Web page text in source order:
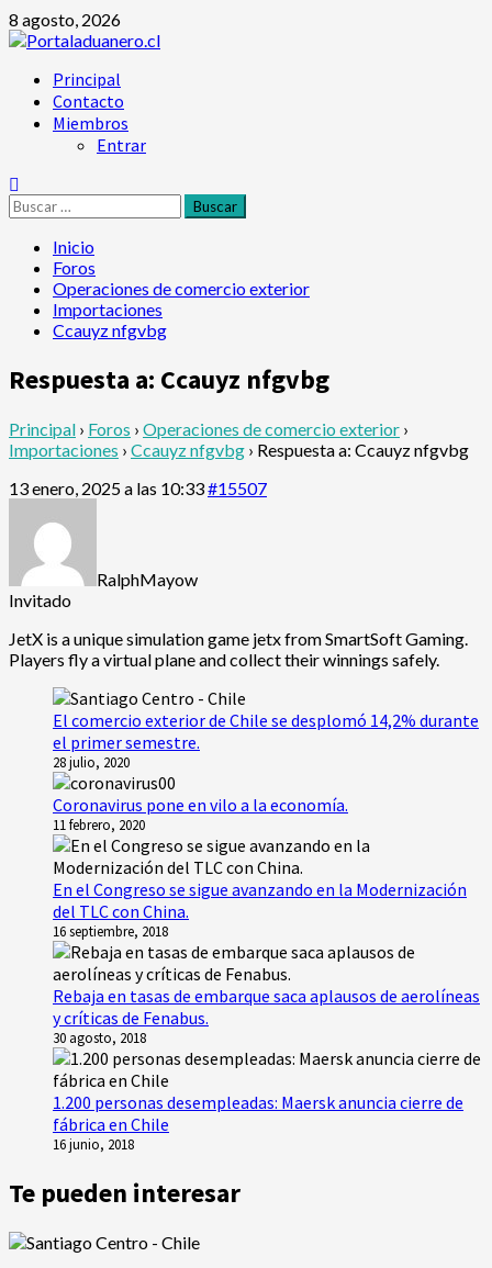
Saltar
al
8 agosto, 2026
Menú
principal
Principal
Contacto
Miembros
Entrar
Buscar:
Inicio
Foros
Operaciones de comercio exterior
Importaciones
Ccauyz nfgvbg
Respuesta a: Ccauyz nfgvbg
Principal › Foros › Operaciones de comercio exterior ›
Importaciones › Ccauyz nfgvbg › Respuesta a: Ccauyz nfgvbg
13 enero, 2025 a las 10:33#15507
RalphMayow
Invitado
JetX is a unique simulation game jetx from SmartSoft Gaming.
Players fly a virtual plane and collect their winnings safely.
El comercio exterior de Chile se desplomó 14,2% durante
el primer semestre.
28 julio, 2020
Coronavirus pone en vilo a la economía.
11 febrero, 2020
En el Congreso se sigue avanzando en la Modernización
del TLC con China.
16 septiembre, 2018
Rebaja en tasas de embarque saca aplausos de aerolíneas
y críticas de Fenabus.
30 agosto, 2018
1.200 personas desempleadas: Maersk anuncia cierre de
fábrica en Chile
16 junio, 2018
Te pueden interesar